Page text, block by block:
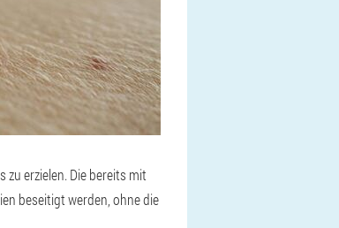
erzielen. Die bereits mit
beseitigt werden, ohne die